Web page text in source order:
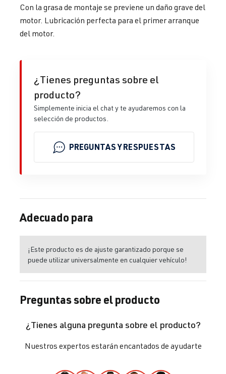
Con la grasa de montaje se previene un daño grave del
motor. Lubricación perfecta para el primer arranque
del motor.
¿Tienes preguntas sobre el
producto?
Simplemente inicia el chat y te ayudaremos con la
selección de productos.
PREGUNTAS Y RESPUESTAS
Adecuado para
¡Este producto es de ajuste garantizado porque se
puede utilizar universalmente en cualquier vehículo!
Preguntas sobre el producto
¿Tienes alguna pregunta sobre el producto?
Nuestros expertos estarán encantados de ayudarte